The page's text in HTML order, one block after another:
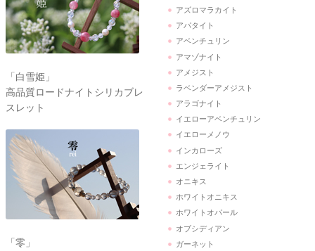
「白雪姫」
高品質ロードナイトシリカブレ
スレット
「零」
アズロマラカイト
アパタイト
アベンチュリン
アマゾナイト
アメジスト
ラベンダーアメジスト
アラゴナイト
イエローアベンチュリン
イエローメノウ
インカローズ
エンジェライト
オニキス
ホワイトオニキス
ホワイトオパール
オブシディアン
ガーネット